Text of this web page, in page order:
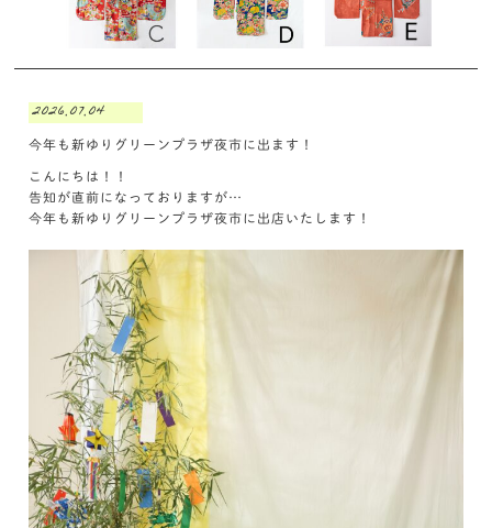
2026.07.04
今年も新ゆりグリーンプラザ夜市に出ます！
こんにちは！！
告知が直前になっておりますが…
今年も新ゆりグリーンプラザ夜市に出店いたします！